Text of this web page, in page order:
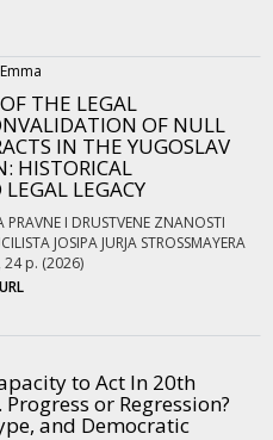
THE LEGAL
OF NULL
IN THE YUGOSLAV
HISTORICAL
LEGACY
PRAVNE I DRUSTVENE ZNANOSTI
JOSIPA JURJA STROSSMAYERA
24 p. (2026)
to Act In 20th
or Regression?
and Democratic